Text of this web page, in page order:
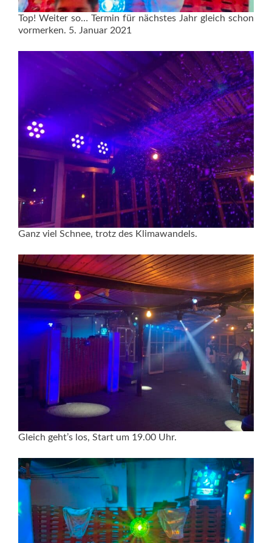
Top! Weiter so… Termin für nächstes Jahr gleich schon
vormerken. 5. Januar 2021
Ganz viel Schnee, trotz des Klimawandels.
Gleich geht’s los, Start um 19.00 Uhr.